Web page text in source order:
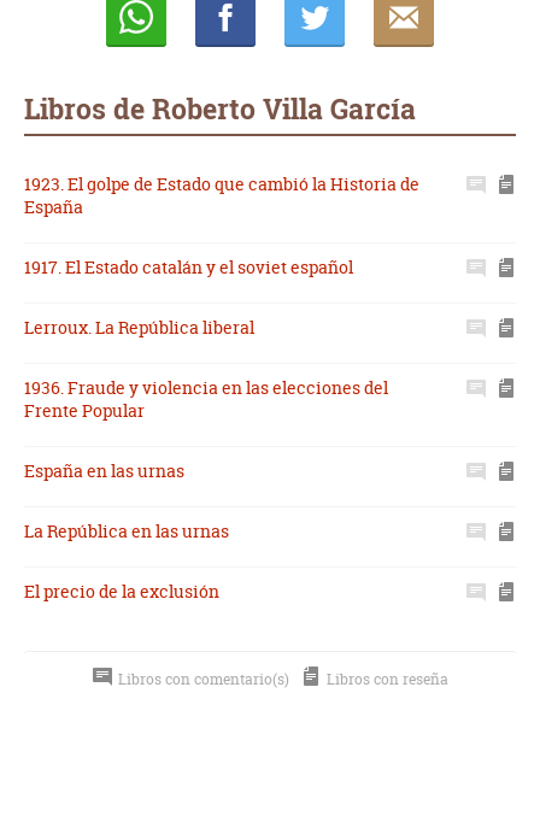
Libros de Roberto Villa García
1923. El golpe de Estado que cambió la Historia de
España
1917. El Estado catalán y el soviet español
Lerroux. La República liberal
1936. Fraude y violencia en las elecciones del
Frente Popular
España en las urnas
La República en las urnas
El precio de la exclusión
Libros con comentario(s) Libros con reseña